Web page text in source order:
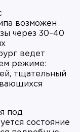
возможен
через 30–40
ведет
режиме:
тщательный
под
состояние